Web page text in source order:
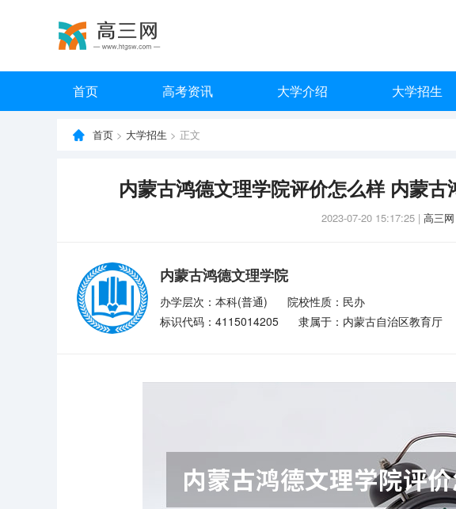
首页 高考资讯 大学介绍 大学招生
首页 > 大学招生 > 正文
内蒙古鸿德文理学院评价怎么样 内蒙
2023-07-20 15:17:25 | 高三网
内蒙古鸿德文理学院
办学层次：本科(普通)
院校性质：民办
标识代码：4115014205
隶属于：内蒙古自治区教育厅